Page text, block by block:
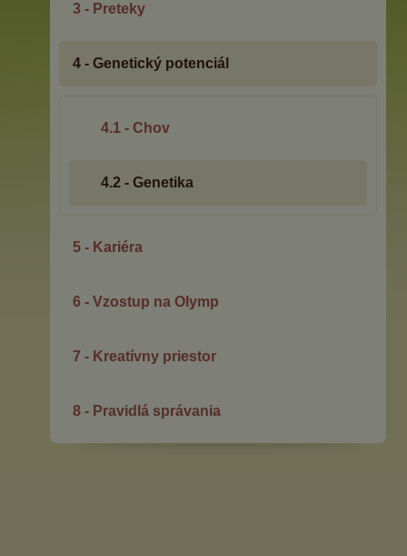
3 - Preteky
4 - Genetický potenciál
4.1 - Chov
4.2 - Genetika
5 - Kariéra
6 - Vzostup na Olymp
7 - Kreatívny priestor
8 - Pravidlá správania